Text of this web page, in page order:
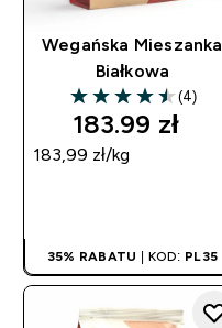
Wegańska Mieszanka
Białkowa
4.5 out of 5 stars
(4)
183.99 zł‎
183,99 zł‎/kg
35% RABATU | KOD: PL35